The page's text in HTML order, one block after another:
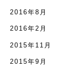
2016年8月
2016年2月
2015年11月
2015年9月